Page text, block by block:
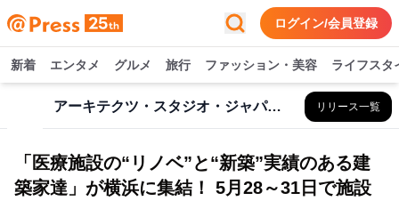
ログイン/会員登録
新着 エンタメ グルメ 旅行 ファッション・美容 ライフスタ
アーキテクツ・スタジオ・ジャパン株式会社 リリース一覧
「医療施設の“リノベ”と“新築”実績のある建
築家達」が横浜に集結！ 5月28～31日で施設